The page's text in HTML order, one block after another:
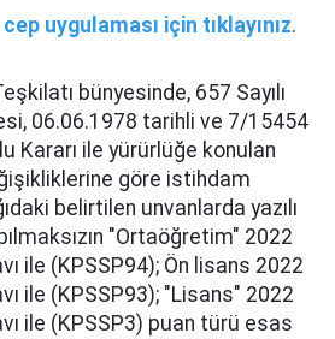
cep uygulaması için tıklayınız.
bünyesinde, 657 Sayılı
06.06.1978 tarihli ve 7/15454
Kararı ile yürürlüğe konulan
göre istihdam
belirtilen unvanlarda yazılı
"Ortaöğretim" 2022
ile (KPSSP94); Ön lisans 2022
ile (KPSSP93); "Lisans" 2022
ile (KPSSP3) puan türü esas